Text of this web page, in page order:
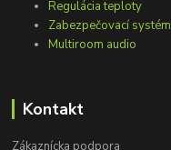
Regulácia teploty
Zabezpečovací systém
Multiroom audio
Kontakt
Zákaznícka podpora